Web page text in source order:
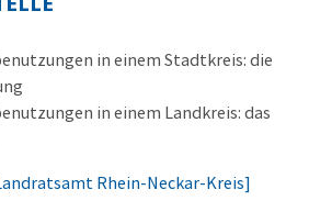
in einem Stadtkreis: die
in einem Landkreis: das
Rhein-Neckar-Kreis]